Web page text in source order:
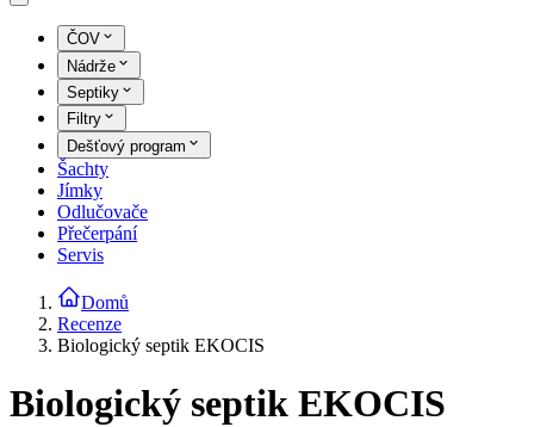
ČOV
Nádrže
Septiky
Filtry
Dešťový program
Šachty
Jímky
Odlučovače
Přečerpání
Servis
Domů
Recenze
Biologický septik EKOCIS
Biologický septik EKOCIS